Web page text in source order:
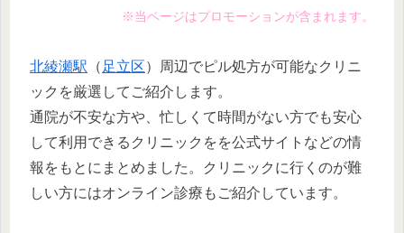
※当ページはプロモーションが含まれます。
北綾瀬駅 （足立区 ）周辺でピル処方が可能なクリニ
ックを厳選してご紹介します。
通院が不安な方や、忙しくて時間がない方でも安心
して利用できるクリニックをを公式サイトなどの情
報をもとにまとめました。クリニックに行くのが難
しい方にはオンライン診療もご紹介しています。